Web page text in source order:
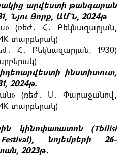
արվեստի թանգարան
Նյու Յորք, ԱՄՆ, 2024թ
(ռեժ․ Հ․ Բեկնազարյան,
տարբերակ)
Հ․ Բեկնազարյան, 1930)
ինստիտուտ,
2024թ.
(ռեժ․ Ս․ Փարաջանով,
տարբերակ)
կինոփառատոն (Tbilisi
նոյեմբերի 26-
2023թ․